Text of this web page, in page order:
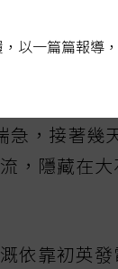
橋面、淹過
。
花蓮市向南
急，接著幾
，隱藏在大
依靠初英發
以一篇篇報導